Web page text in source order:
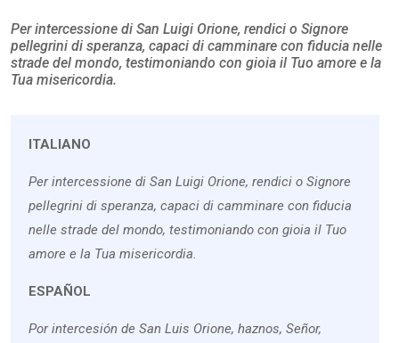
Per intercessione di San Luigi Orione, rendici o Signore
pellegrini di speranza, capaci di camminare con fiducia nelle
strade del mondo, testimoniando con gioia il Tuo amore e la
Tua misericordia.
ITALIANO
Per intercessione di San Luigi Orione, rendici o Signore
pellegrini di speranza, capaci di camminare con fiducia
nelle strade del mondo, testimoniando con gioia il Tuo
amore e la Tua misericordia.
ESPAÑOL
Por intercesión de San Luis Orione, haznos, Señor,